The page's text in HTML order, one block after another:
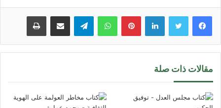
لينكدإن بينتيريستواتساب تيلقرام مشاركة عبر البريد طباعة
مقالات ذات صلة